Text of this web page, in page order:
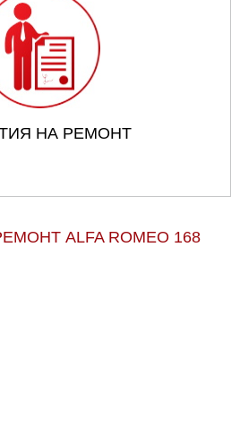
НА РЕМОНТ
ALFA ROMEO 168